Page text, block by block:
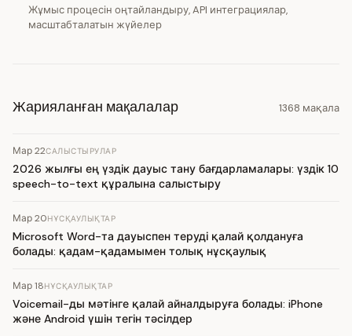
Жұмыс процесін оңтайландыру, API интеграциялар,
масштабталатын жүйелер
Жарияланған мақалалар 1368 мақала
Мар 22САЛЫСТЫРУЛАР
2026 жылғы ең үздік дауыс тану бағдарламалары: үздік 10
speech-to-text құралына салыстыру
Мар 20НҰСҚАУЛЫҚТАР
Microsoft Word-та дауыспен теруді қалай қолдануға
болады: қадам-қадамымен толық нұсқаулық
Мар 18НҰСҚАУЛЫҚТАР
Voicemail-ды мәтінге қалай айналдыруға болады: iPhone
және Android үшін тегін тәсілдер